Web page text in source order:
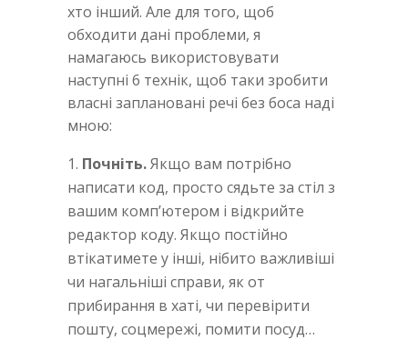
хто інший. Але для того, щоб
обходити дані проблеми, я
намагаюсь використовувати
наступні 6 технік, щоб таки зробити
власні заплановані речі без боса наді
мною:
Почніть.Якщо вам потрібно
написати код, просто сядьте за стіл з
вашим комп’ютером і відкрийте
редактор коду. Якщо постійно
втікатимете у інші, нібито важливіші
чи нагальніші справи, як от
прибирання в хаті, чи перевірити
пошту, соцмережі, помити посуд…